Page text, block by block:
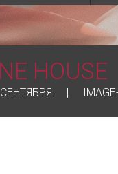
HOUSE